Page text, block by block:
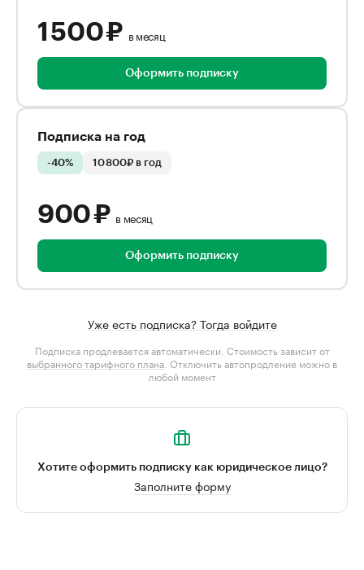
1 500 ₽ в месяц
Оформить подписку
Подписка на год
-40% 10 800₽ в год
900 ₽ в месяц
Оформить подписку
Уже есть подписка? Тогда войдите
Подписка продлевается автоматически. Стоимость зависит от
выбранного тарифного плана . Отключить автопродление можно в
любой момент
Хотите оформить подписку как юридическое лицо?
Заполните форму